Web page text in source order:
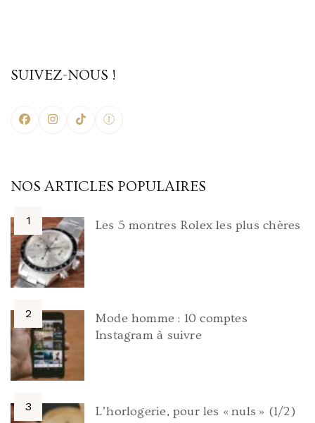
SUIVEZ-NOUS !
NOS ARTICLES POPULAIRES
Les 5 montres Rolex les plus chères
Mode homme : 10 comptes
Instagram à suivre
L’horlogerie, pour les « nuls » (1/2)